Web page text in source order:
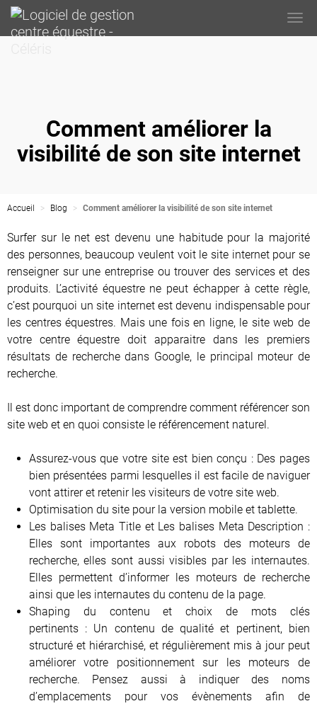
Comment améliorer la
visibilité de son site internet
Accueil Blog Comment améliorer la visibilité de son site internet
Surfer sur le net est devenu une habitude pour la majorité
des personnes, beaucoup veulent voit le site internet pour se
renseigner sur une entreprise ou trouver des services et des
produits. L’activité équestre ne peut échapper à cette règle,
c’est pourquoi un site internet est devenu indispensable pour
les centres équestres. Mais une fois en ligne, le site web de
votre centre équestre doit apparaitre dans les premiers
résultats de recherche dans Google, le principal moteur de
recherche.
Il est donc important de comprendre comment référencer son
site web et en quoi consiste le référencement naturel.
​Assurez-vous que votre site est bien conçu : Des pages
bien présentées parmi lesquelles il est facile de naviguer
vont attirer et retenir les visiteurs de votre site web.
​Optimisation du site pour la version mobile et tablette.
Les balises Meta Title et Les balises Meta Description :
Elles sont importantes aux robots des moteurs de
recherche, elles sont aussi visibles par les internautes.
Elles permettent d’informer les moteurs de recherche
ainsi que les internautes du contenu de la page.
Shaping du contenu et choix de mots clés
pertinents : Un contenu de qualité et pertinent, bien
structuré et hiérarchisé, et régulièrement mis à jour peut
améliorer votre positionnement sur les moteurs de
recherche. Pensez aussi à indiquer des noms
d’emplacements pour vos évènements afin de